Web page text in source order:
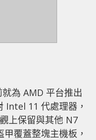
為 AMD 平台推出
Intel 11 代處理器，
上保留與其他 N7
覆蓋整塊主機板，